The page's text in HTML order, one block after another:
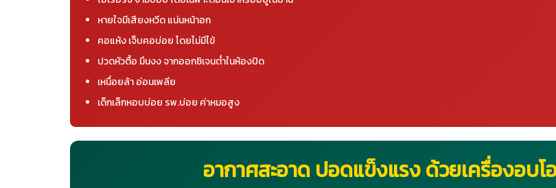
หายใจมีเสียงหวีด แน่นหน้าอก
คอแห้ง เจ็บคอบ่อย โดยไม่มีไข้
ปวดหัวตื้อ มึนงง จากออกซิเจนต่ำในห้องปิด
เหนื่อยล้า อ่อนเพลีย
เด็กเล็กหอบบ่อย รพ.บ่อย ค่าหมอสูง
อากาศสะอาด ปอดแข็งแรง ด้วยเครื่องอบโ